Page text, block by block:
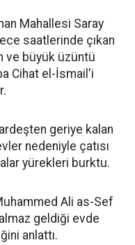
Mahallesi Saray
saatlerinde çıkan
ve büyük üzüntü
Cihat el-İsmail'i
geriye kalan
nedeniyle çatısı
yürekleri burktu.
Ali as-Sef
geldiği evde
anlattı.